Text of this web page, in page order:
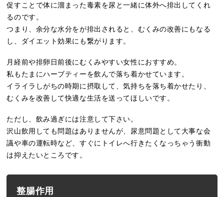
促すことで体に溜まった毒素を尿と一緒に体外へ排出してくれ
るのです。
つまり、余分な水分をが排出されると、むくみの改善にもなる
し、ダイエット効果にも繋がります。
月経前や排卵日前後にむくみやすい女性におすすめ。
私もたまにハーブティーを飲んで落ち着かせています。
イライラしがちの時期に摂取して、気持ちを落ち着かせたり、
むくみを改善して快適な生活を送ってほしいです。
ただし、飲み過ぎには注意して下さい。
沢山飲用しても問題はありませんが、尿意問題として大事な会
議や車の運転時など、すぐにトイレへ行きたくなっちゃう衝動
は抑えたいところです。
整腸作用